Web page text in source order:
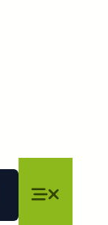
menudei